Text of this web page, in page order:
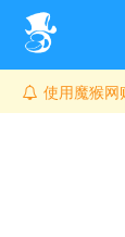
使用魔猴网